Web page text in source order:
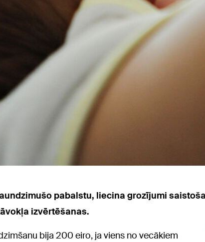
pabalstu, liecina grozījumi
izvērtēšanas.
bija 200 eiro, ja viens no vecākiem